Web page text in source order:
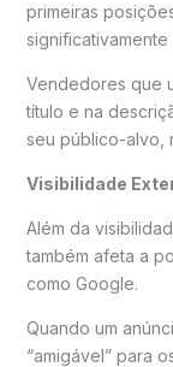
primeiras
Vendedores que
título e na
seu público-alvo,
Visibilidade
Além da
também afeta a
como Google.
Quando um
“amigável” para